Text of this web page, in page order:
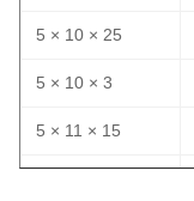
5 × 10 × 25
5 × 10 × 3
5 × 11 × 15